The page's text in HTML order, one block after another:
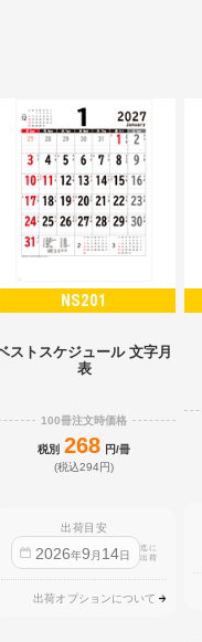
NS201
ストスケジュール 文字月
表
100冊注文時価格
税別 268 円/冊
(税込294円)
出荷目安
2026年9 月 14日
迄に
出荷
出荷オプションについて